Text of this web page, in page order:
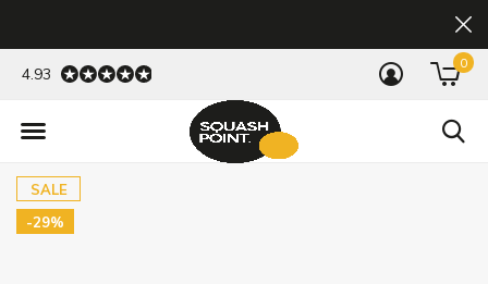
0
4.93
SALE
-29%